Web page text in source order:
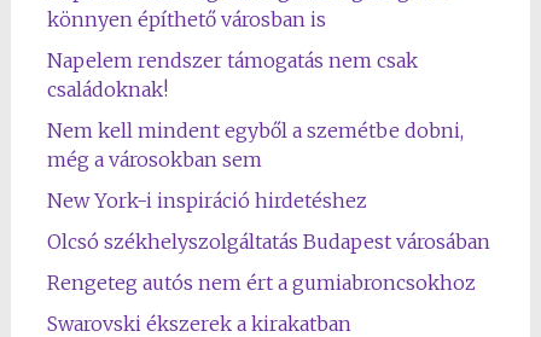
könnyen építhető városban is
Napelem rendszer támogatás nem csak
családoknak!
Nem kell mindent egyből a szemétbe dobni,
még a városokban sem
New York-i inspiráció hirdetéshez
Olcsó székhelyszolgáltatás Budapest városában
Rengeteg autós nem ért a gumiabroncsokhoz
Swarovski ékszerek a kirakatban